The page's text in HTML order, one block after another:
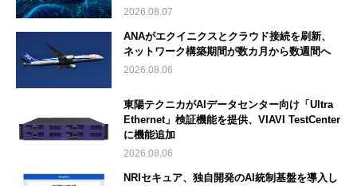
2026.08.07
ANAがエクイニクスとクラウド接続を刷新、
ネットワーク構築期間が数カ月から数週間へ
2026.08.06
東陽テクニカがAIデータセンター向け「Ultra
Ethernet」検証機能を提供、VIAVI TestCenter
に機能追加
2026.08.06
NRIセキュア、独自開発のAI統制基盤を導入し